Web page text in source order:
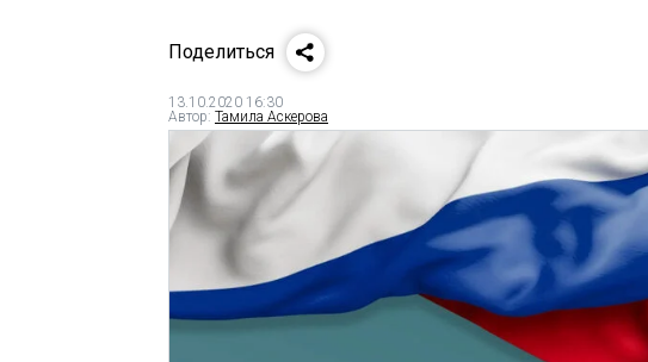
Поделиться
13.10.2020 16:30
Автор: Тамила Аскерова